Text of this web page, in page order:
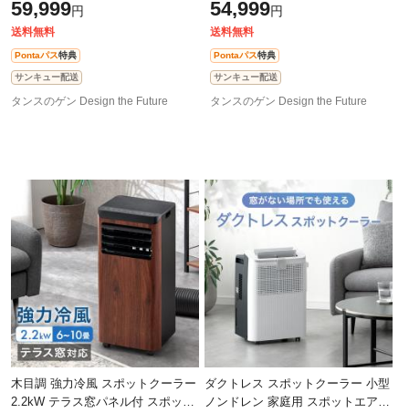
暖房 冷風機 スポットエアコン ク
59,999円
送料無料
Pontaパス特典
サンキュー配送
タンスのゲン Design the Future
ラー ポータブルエアコン 移動式エ
54,999円
送料無料
Pontaパス特典
サンキュー配送
タンスのゲン Design the Future
木目調 強力冷風 スポットクーラー
2.2kW テラス窓パネル付 スポット
ダクトレス スポットクーラー 小型
ノンドレン 家庭用 スポットエアコ